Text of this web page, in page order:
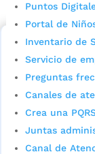
Puntos
Portal de
Inventario de
Servicio de
Preguntas
Canales de
Crea una
Juntas
Canal de
cupo escolar
Bucaramanga.
Alcaldía
Sede